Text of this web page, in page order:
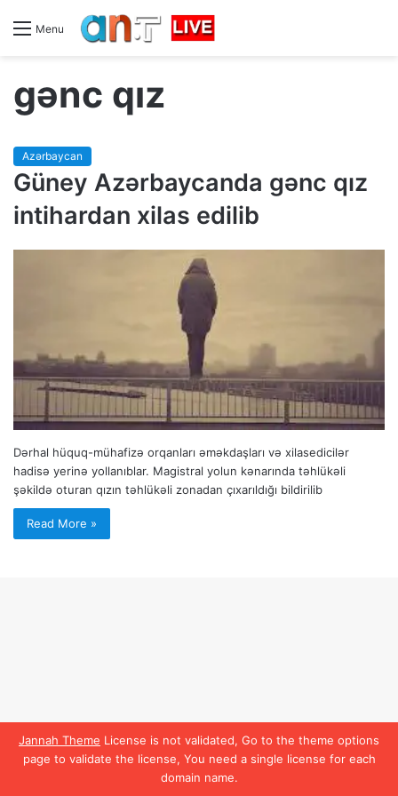
Jannah Theme License is not validated, Go to the theme options
page to validate the license, You need a single license for each
domain name.
Menu
gənc qız
Azərbaycan
Güney Azərbaycanda gənc qız
intihardan xilas edilib
Dərhal hüquq-mühafizə orqanları əməkdaşları və xilasedicilər
hadisə yerinə yollanıblar. Magistral yolun kənarında təhlükəli
şəkildə oturan qızın təhlükəli zonadan çıxarıldığı bildirilib
Read More »